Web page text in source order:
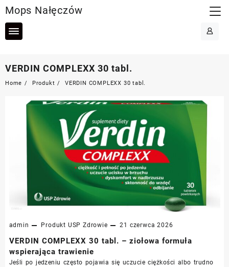
to
content
Mops Nałęczów
VERDIN COMPLEXX 30 tabl.
Home Produkt VERDIN COMPLEXX 30 tabl.
admin Produkt USP Zdrowie 21 czerwca 2026
VERDIN COMPLEXX 30 tabl. – ziołowa formuła
wspierająca trawienie
Jeśli po jedzeniu często pojawia się uczucie ciężkości albo trudno